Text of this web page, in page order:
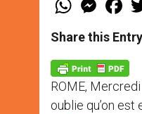
t
s
p
p
e
s
e
g
e
r
a
e
b
k
Share this Entry
ROME,
oublie qu’on